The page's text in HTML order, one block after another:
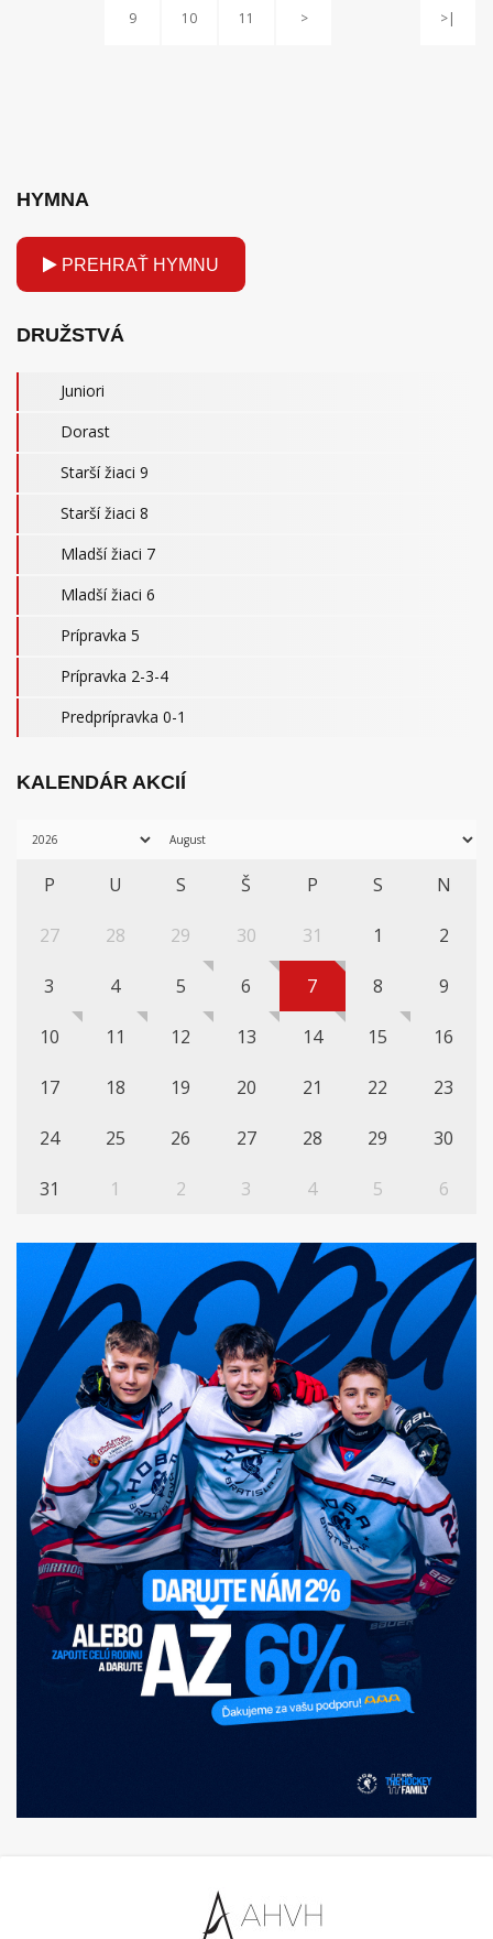
9 10 11 > >|
HYMNA
PREHRAŤ HYMNU
DRUŽSTVÁ
Juniori
Dorast
Starší žiaci 9
Starší žiaci 8
Mladší žiaci 7
Mladší žiaci 6
Prípravka 5
Prípravka 2-3-4
Predprípravka 0-1
KALENDÁR AKCIÍ
P U S Š P S N
27 28 29 30 31 1 2
3 4 5 6 7 8 9
10 11 12 13 14 15 16
17 18 19 20 21 22 23
24 25 26 27 28 29 30
31 1 2 3 4 5 6